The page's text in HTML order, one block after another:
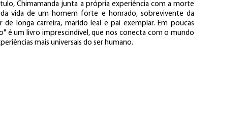
Chimamanda junta a própria experiência com a morte
vida de um homem forte e honrado, sobrevivente da
de longa carreira, marido leal e pai exemplar. Em poucas
é um livro imprescindível, que nos conecta com o mundo
mais universais do ser humano.